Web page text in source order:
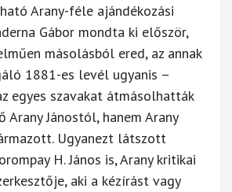
Arany-féle ajándékozási
Gábor mondta ki először,
másolásból ered, az annak
1881-es levél ugyanis –
egyes szavakat átmásolhatták
Arany Jánostól, hanem Arany
Ugyanezt látszott
H. János is, Arany kritikai
aki a kézírást vagy